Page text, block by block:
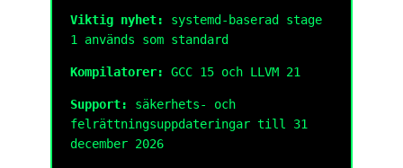
Viktig nyhet:
systemd-baserad stage
1 används som standard
Kompilatorer: GCC 15 och LLVM 21
Support:
säkerhets- och
felrättningsuppdateringar till 31
december 2026